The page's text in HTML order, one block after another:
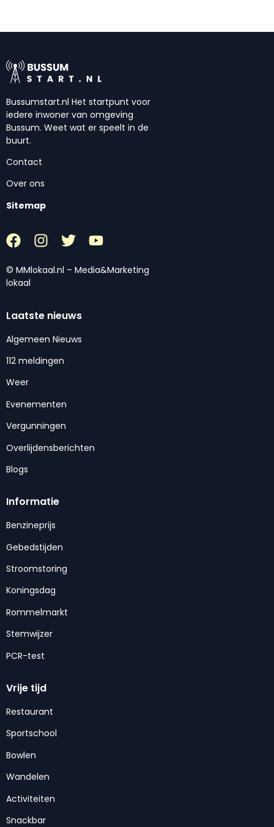
Bussumstart.nl Het startpunt voor
iedere inwoner van omgeving
Bussum. Weet wat er speelt in de
buurt.
Contact
Over ons
Sitemap
© MMlokaal.nl – Media&Marketing
lokaal
Laatste nieuws
Algemeen Nieuws
112 meldingen
Weer
Evenementen
Vergunningen
Overlijdensberichten
Blogs
Informatie
Benzineprijs
Gebedstijden
Stroomstoring
Koningsdag
Rommelmarkt
Stemwijzer
PCR-test
Vrije tijd
Restaurant
Sportschool
Bowlen
Wandelen
Activiteiten
Snackbar